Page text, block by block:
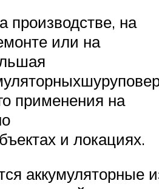
производстве, на
или на
применения на
и локациях.
аккумуляторные